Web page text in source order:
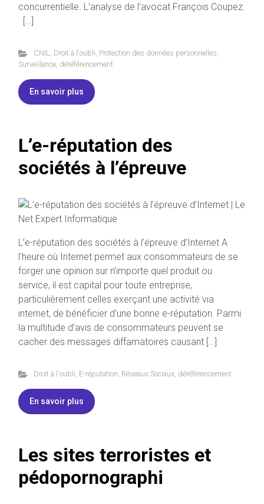
concurrentielle. L’analyse de l’avocat François Coupez.
[…]
CNIL Droit à l'oubli Protection des données personnelles
Surveillance déréférencement
En savoir plus
L’e-réputation des
sociétés à l’épreuve
L’e-réputation des sociétés à l’épreuve d’Internet A
l’heure où Internet permet aux consommateurs de se
forger une opinion sur n’importe quel produit ou
service, il est capital pour toute entreprise,
particulièrement celles exerçant une activité via
internet, de bénéficier d’une bonne e-réputation. Parmi
la multitude d’avis de consommateurs peuvent se
cacher des messages diffamatoires causant […]
Droit à l'oubli E-réputation Réseaux Sociaux, déréférencement
En savoir plus
Les sites terroristes et
pédopornographi